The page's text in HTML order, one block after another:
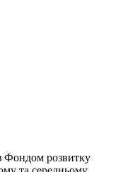
Фондом розвитку